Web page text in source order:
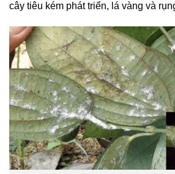
cây tiêu kém phát triển, lá vàng và